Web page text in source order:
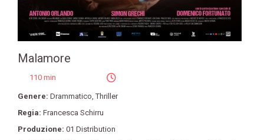
Malamore
110 min
Genere: Drammatico ,Thriller
Regia: Francesca Schirru
Produzione: 01 Distribution